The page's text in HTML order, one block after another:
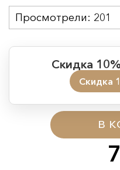
в
Скидка
Скидка
Период действия
Начало:
Окончание:
Время до окончания:
Просмотрели: 201